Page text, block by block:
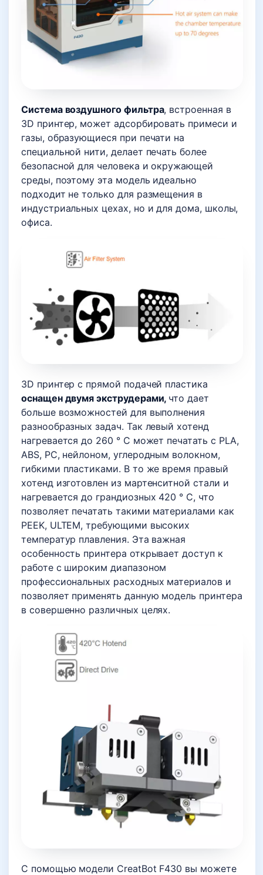
Система воздушного фильтра, встроенная в
3D принтер, может адсорбировать примеси и
газы, образующиеся при печати на
специальной нити, делает печать более
безопасной для человека и окружающей
среды, поэтому эта модель идеально
подходит не только для размещения в
индустриальных цехах, но и для дома, школы,
офиса.
3D принтер с прямой подачей пластика
оснащен двумя экструдерами, что дает
больше возможностей для выполнения
разнообразных задач. Так левый хотенд
нагревается до 260 ° C может печатать с PLA,
ABS, PC, нейлоном, углеродным волокном,
гибкими пластиками. В то же время правый
хотенд изготовлен из мартенситной стали и
нагревается до грандиозных 420 ° C, что
позволяет печатать такими материалами как
PEEK, ULTEM, требующими высоких
температур плавления. Эта важная
особенность принтера открывает доступ к
работе с широким диапазоном
профессиональных расходных материалов и
позволяет применять данную модель принтера
в совершенно различных целях.
С помощью модели CreatBot F430 вы можете